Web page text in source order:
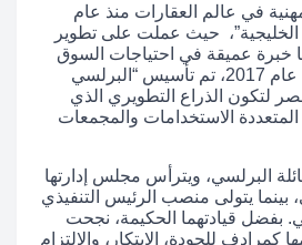
في عالم العقارات منذ عام
الخليجية”، حيث عملت على تطوير
خبرة عميقة في احتياجات السوق
المصري والعربي. وفي عام 2017، تم تأسيس “البرلسي
لتكون الذراع التطويري الذي
الاستخدامات والمجمعات
البرلسي، ويترأس مجلس إدارتها
بينما يتولى منصب الرئيس التنفيذي
بفضل قيادتهما الحكيمة، نجحت
للجودة، الابتكار، والالتزام